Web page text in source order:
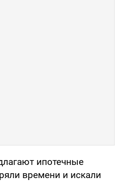
ипотечные
времени и искали